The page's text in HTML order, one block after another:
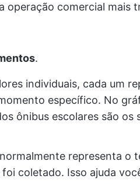
operação comercial mais
.
individuais, cada um
específico. No
ônibus escolares são os
representa o
coletado. Isso ajuda